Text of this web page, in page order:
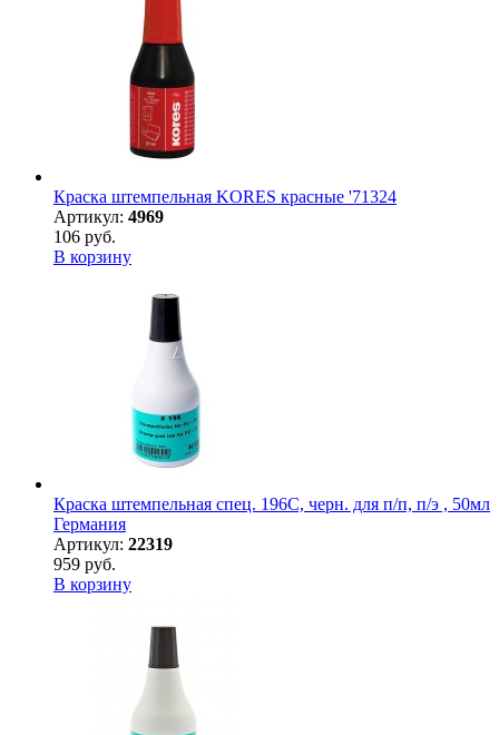
Краска штемпельная KORES красные '71324
Артикул: 4969
106 руб.
В корзину
Краска штемпельная спец. 196С, черн. для п/п, п/э , 50мл
Германия
Артикул: 22319
959 руб.
В корзину